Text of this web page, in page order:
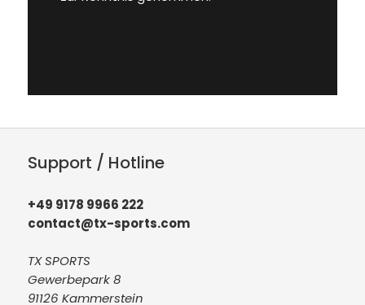
Support / Hotline
+49 9178 9966 222
contact@tx-sports.com
TX SPORTS
Gewerbepark 8
91126 Kammerstein